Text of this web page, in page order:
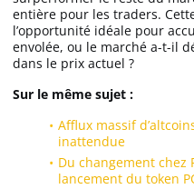
entière pour les traders.
l’opportunité idéale pour
envolée, ou le marché a-t-il
dans le prix actuel ?
Sur le même sujet :
Afflux massif
inattendue
Du changement chez
lancement du token